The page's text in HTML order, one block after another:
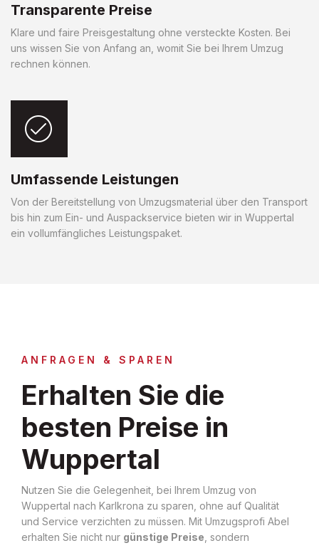
Transparente Preise
Klare und faire Preisgestaltung ohne versteckte Kosten. Bei
uns wissen Sie von Anfang an, womit Sie bei Ihrem Umzug
rechnen können.
Umfassende Leistungen
Von der Bereitstellung von Umzugsmaterial über den Transport
bis hin zum Ein- und Auspackservice bieten wir in Wuppertal
ein vollumfängliches Leistungspaket.
ANFRAGEN & SPAREN
Erhalten Sie die
besten Preise in
Wuppertal
Nutzen Sie die Gelegenheit, bei Ihrem Umzug von
Wuppertal nach Karlkrona zu sparen, ohne auf Qualität
und Service verzichten zu müssen. Mit Umzugsprofi Abel
erhalten Sie nicht nur günstige Preise , sondern